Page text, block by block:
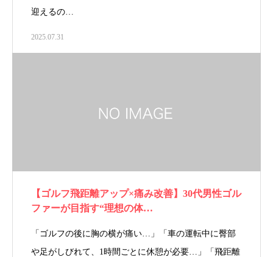
迎えるの…
2025.07.31
【ゴルフ飛距離アップ×痛み改善】30代男性ゴル
ファーが目指す“理想の体…
「ゴルフの後に胸の横が痛い…」「車の運転中に臀部
や足がしびれて、1時間ごとに休憩が必要…」「飛距離